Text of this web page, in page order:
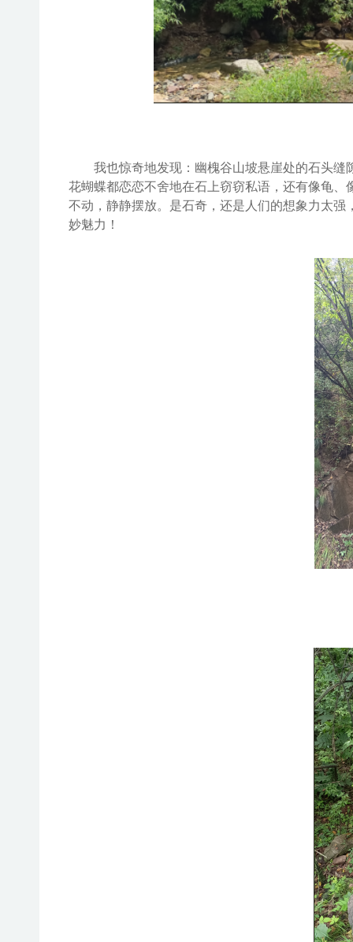
我也惊奇地发现： 幽槐谷山坡悬崖处的石头缝
花蝴蝶都恋恋不舍地在石上窃窃私语，还有像龟
不动，静静摆放。是石奇，还是人们的想象力太
妙魅力！